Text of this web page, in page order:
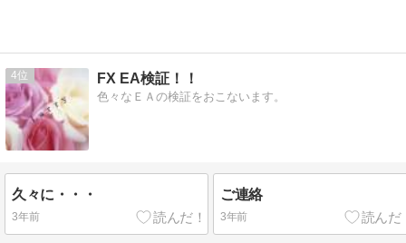
4 FX EA検証！！
色々なＥＡの検証をおこないます。
久々に・・・
3年前
ご連絡
3年前